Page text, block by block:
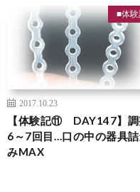
■体
2017.10.23
【体験記⑪ DAY147】調
6～7回目…口の中の器具
みMAX